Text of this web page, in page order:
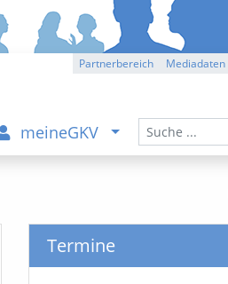
Partnerbereich Mediadaten
meineGKV
Termine